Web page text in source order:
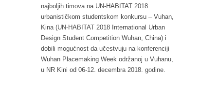
najboljih timova na UN-HABITAT 2018
urbanističkom studentskom konkursu – Vuhan,
Kina (UN-HABITAT 2018 International Urban
Design Student Competition Wuhan, China) i
dobili mogućnost da učestvuju na konferenciji
Wuhan Placemaking Week održanoj u Vuhanu,
u NR Kini od 06-12. decembra 2018. godine.